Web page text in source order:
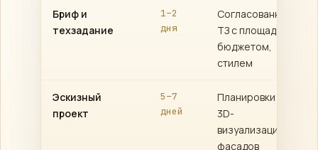
Бриф и
техзадание
1–2
дня
Согласованное
ТЗ с площадями,
бюджетом,
стилем
Эскизный
проект
5–7
дней
Планировки +
3D-
визуализация
фасадов